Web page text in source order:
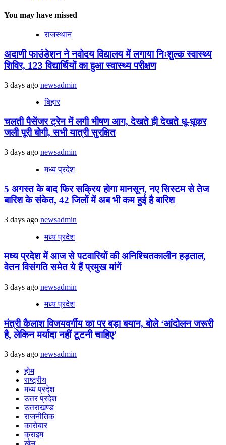
You may have missed
राजस्थान
अदाणी फाउंडेशन ने नवोदय विद्यालय में लगाया निःशुल्क स्वास्थ्य
शिविर, 123 विद्यार्थियों का हुआ स्वास्थ्य परीक्षण
3 days ago newsadmin
बिहार
चलती पैसेंजर ट्रेन में लगी भीषण आग, देखते ही देखते धू-धूकर
जली पूरी बोगी, सभी यात्री सुरक्षित
3 days ago newsadmin
मध्य प्रदेश
5 अगस्त के बाद फिर सक्रिय होगा मानसून, नए सिस्टम से तेज
बारिश के संकेत, 42 जिलों में अब भी कम हुई है बारिश
3 days ago newsadmin
मध्य प्रदेश
मध्य प्रदेश में आज से पटवारियों की अनिश्चितकालीन हड़ताल,
वेतन विसंगति समेत ये हैं प्रमुख मांगें
3 days ago newsadmin
मध्य प्रदेश
मंत्री कैलाश विजयवर्गीय का पर बड़ा बयान, बोले ‘आंदोलन जरूरी
है, लेकिन मर्यादा नहीं टूटनी चाहिए’
3 days ago newsadmin
होम
राष्ट्रीय
मध्य प्रदेश
उत्तर प्रदेश
उत्तराखण्ड
राजनीतिक
कारोबार
क्राइम